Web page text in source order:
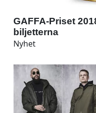
GAFFA-Priset
biljetterna
Nyhet